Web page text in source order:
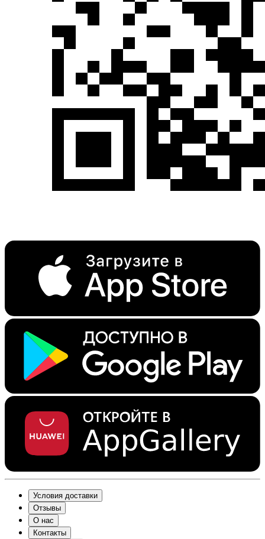
Условия доставки
Отзывы
О нас
Контакты